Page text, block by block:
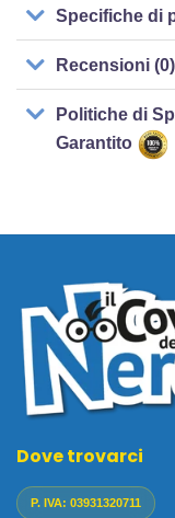
Specifiche di
Recensioni (0)
Politiche di
Garantito
Dove trovarci
P. IVA: 03931320711